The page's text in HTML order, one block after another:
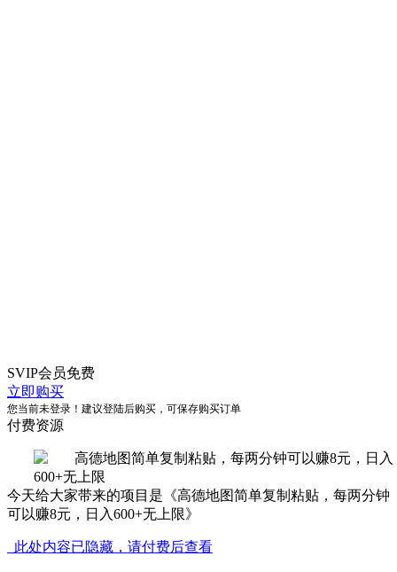
SVIP会员免费
立即购买
您当前未登录！建议登陆后购买，可保存购买订单
付费资源
今天给大家带来的项目是《高德地图简单复制粘贴，每两分钟
可以赚8元，日入600+无上限》
此处内容已隐藏，请付费后查看